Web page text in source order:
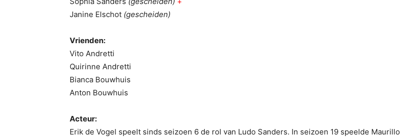
Janine Elschot (gescheiden)
Vrienden:
Vito Andretti
Quirinne Andretti
Bianca Bouwhuis
Anton Bouwhuis
Acteur:
Erik de Vogel speelt sinds seizoen 6 de rol van Ludo Sanders. In seizoen 19 speelde Maurillo